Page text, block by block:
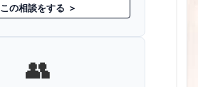
この相談をする ＞
👥